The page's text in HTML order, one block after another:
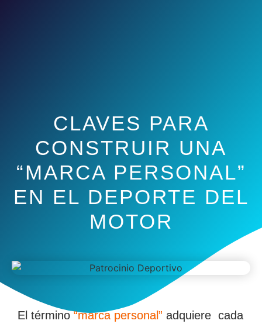
CLAVES PARA
CONSTRUIR UNA
“MARCA PERSONAL”
EN EL DEPORTE DEL
MOTOR
El término“marca personal” adquiere cada